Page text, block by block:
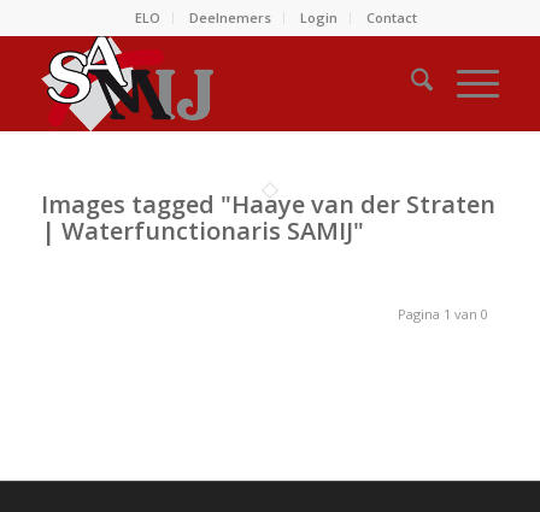
ELO Deelnemers Login Contact
Images tagged "Haaye van der Straten
| Waterfunctionaris SAMIJ"
Pagina 1 van 0